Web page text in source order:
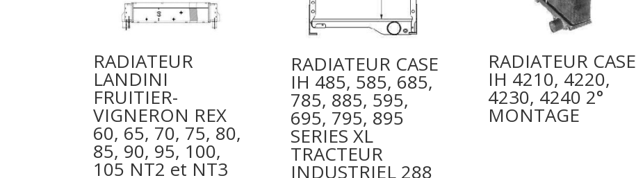
RADIATEUR
LANDINI
FRUITIER-
VIGNERON REX
60, 65, 70, 75, 80,
85, 90, 95, 100,
105 NT2 et NT3
RADIATEUR CASE
IH 485, 585, 685,
785, 885, 595,
695, 795, 895
SERIES XL
TRACTEUR
INDUSTRIEL 288
RADIATEUR CASE
IH 4210, 4220,
4230, 4240 2°
MONTAGE